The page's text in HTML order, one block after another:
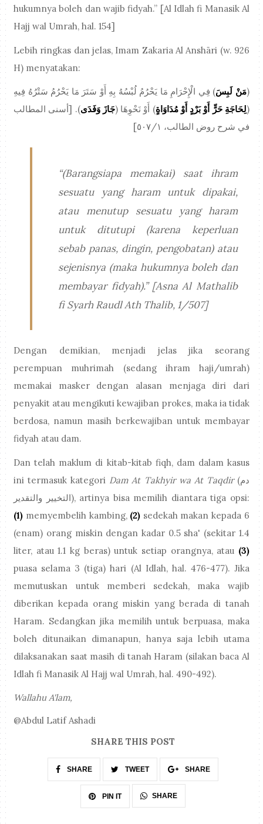
hukumnya boleh dan wajib fidyah.” [Al Idlah fi Manasik Al
Hajj wal Umrah, hal. 154]
Lebih ringkas dan jelas, Imam Zakaria Al Anshāri (w. 926
H) menyatakan:
(مَنْ لَبِسَ) فِي الْإِحْرَامِ مَا يَحْرُمُ لُبْسُهُ بِهِ أَوْ سَتَرَ مَا يَحْرُمُ سَتْرُهُ فِيهِ
(لِحَاجَةِ حَرٍّ أَوْ بَرْدٍ أَوْ مُدَاوَاةٍ) أَوْ نَحْوِهَا (جَازَ وَفَدَى). [أسنى المطالب
في شرح روض الطالب، ٥٠٧/١]
“(Barangsiapa memakai) saat ihram
sesuatu yang haram untuk dipakai,
atau menutup sesuatu yang haram
untuk ditutupi (karena keperluan
sebab panas, dingin, pengobatan) atau
sejenisnya (maka hukumnya boleh dan
membayar fidyah).” [Asna Al Mathalib
fi Syarh Raudl Ath Thalib, 1/507]
Dengan demikian, menjadi jelas jika seorang
perempuan muhrimah (sedang ihram haji/umrah)
memakai masker dengan alasan menjaga diri dari
penyakit atau mengikuti kewajiban prokes, maka ia tidak
berdosa, namun masih berkewajiban untuk membayar
fidyah atau dam.
Dan telah maklum di kitab-kitab fiqh, dam dalam kasus
ini termasuk kategori Dam At Takhyir wa At Taqdir (دم
التخيير والتقدير), artinya bisa memilih diantara tiga opsi:
(1) memyembelih kambing, (2) sedekah makan kepada 6
(enam) orang miskin dengan kadar 0.5 sha' (sekitar 1.4
liter, atau 1.1 kg beras) untuk setiap orangnya, atau (3)
puasa selama 3 (tiga) hari (Al Idlah, hal. 476-477). Jika
memutuskan untuk memberi sedekah, maka wajib
diberikan kepada orang miskin yang berada di tanah
Haram. Sedangkan jika memilih untuk berpuasa, maka
boleh ditunaikan dimanapun, hanya saja lebih utama
dilaksanakan saat masih di tanah Haram (silakan baca Al
Idlah fi Manasik Al Hajj wal Umrah, hal. 490-492).
Wallahu A'lam,
@Abdul Latif Ashadi
SHARE THIS POST
SHARE TWEET SHARE
PIN IT SHARE